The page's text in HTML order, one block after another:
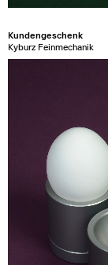
Kundengeschenk
Kyburz Feinmechanik